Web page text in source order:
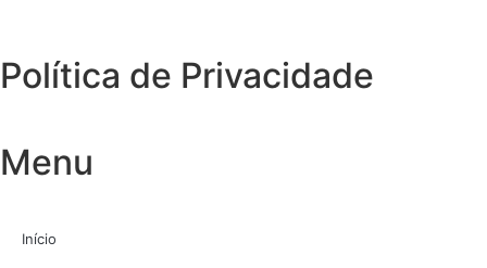
Política de Privacidade
Menu
Início